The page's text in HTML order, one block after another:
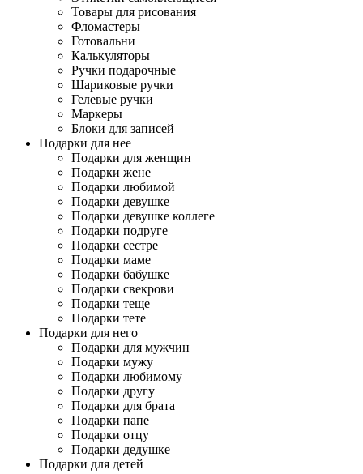
Товары для рисования
Фломастеры
Готовальни
Калькуляторы
Ручки подарочные
Шариковые ручки
Гелевые ручки
Маркеры
Блоки для записей
Подарки для нее
Подарки для женщин
Подарки жене
Подарки любимой
Подарки девушке
Подарки девушке коллеге
Подарки подруге
Подарки сестре
Подарки маме
Подарки бабушке
Подарки свекрови
Подарки теще
Подарки тете
Подарки для него
Подарки для мужчин
Подарки мужу
Подарки любимому
Подарки другу
Подарки для брата
Подарки папе
Подарки отцу
Подарки дедушке
Подарки для детей